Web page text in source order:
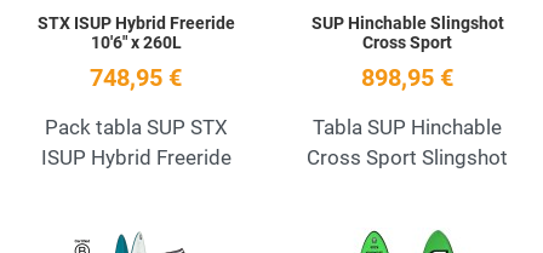
STX ISUP Hybrid Freeride
10'6" x 260L
748,95 €
Pack tabla SUP STX
ISUP Hybrid Freeride
SUP Hinchable Slingshot
Cross Sport
898,95 €
Tabla SUP Hinchable
Cross Sport Slingshot
Add to Wishlist